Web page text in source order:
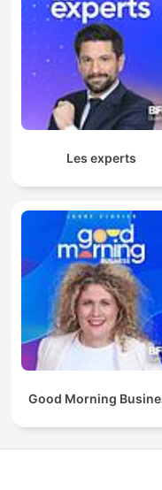
Les experts
Good Morning